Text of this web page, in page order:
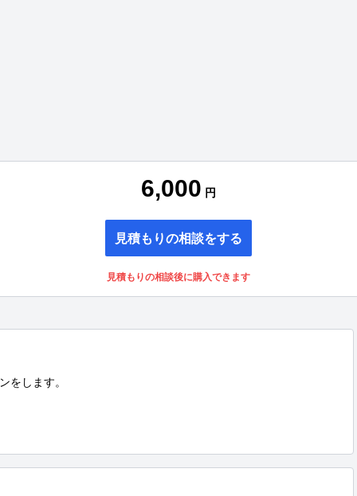
6,000 円
見積もりの相談をする
見積もりの相談後に購入できます
をします。